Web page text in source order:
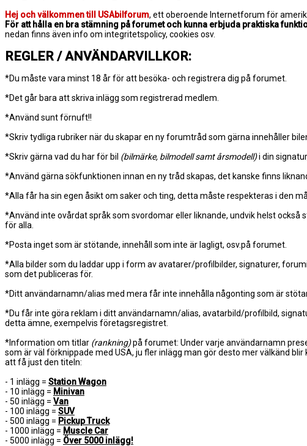
Hej och välkommen till USAbilforum, ett oberoende Internetforum för
För att hålla en bra stämning på forumet och kunna erbjuda praktiska
nedan finns även info om integritetspolicy, cookies osv.
REGLER / ANVÄNDARVILLKOR:
*Du måste vara minst 18 år för att besöka- och registrera dig på forumet.
*Det går bara att skriva inlägg som registrerad medlem.
*Använd sunt förnuft!!
*Skriv tydliga rubriker när du skapar en ny forumtråd som gärna innehåller
*Skriv gärna vad du har för bil (bilmärke, bilmodell samt årsmodell)i din
*Använd gärna sökfunktionen innan en ny tråd skapas, det kanske finns
*Alla får ha sin egen åsikt om saker och ting, detta måste respekteras i den
*Använd inte ovårdat språk som svordomar eller liknande, undvik helst också
för alla.
*Posta inget som är stötande, innehåll som inte är lagligt, osv.på forumet.
*Alla bilder som du laddar upp i form av avatarer/profilbilder, signaturer,
som det publiceras för.
*Ditt användarnamn/alias med mera får inte innehålla någonting som är
*Du får inte göra reklam i ditt användarnamn/alias, avatarbild/profilbild,
detta ämne, exempelvis företagsregistret.
*Information om titlar (rankning)på forumet: Under varje användarnamn
som är väl förknippade med USA, ju fler inlägg man gör desto mer välkänd
att få just den titeln:
- 1 inlägg = Station Wagon
- 10 inlägg = Minivan
- 50 inlägg = Van
- 100 inlägg = SUV
- 500 inlägg = Pickup Truck
- 1000 inlägg = Muscle Car
- 5000 inlägg = Över 5000 inlägg!